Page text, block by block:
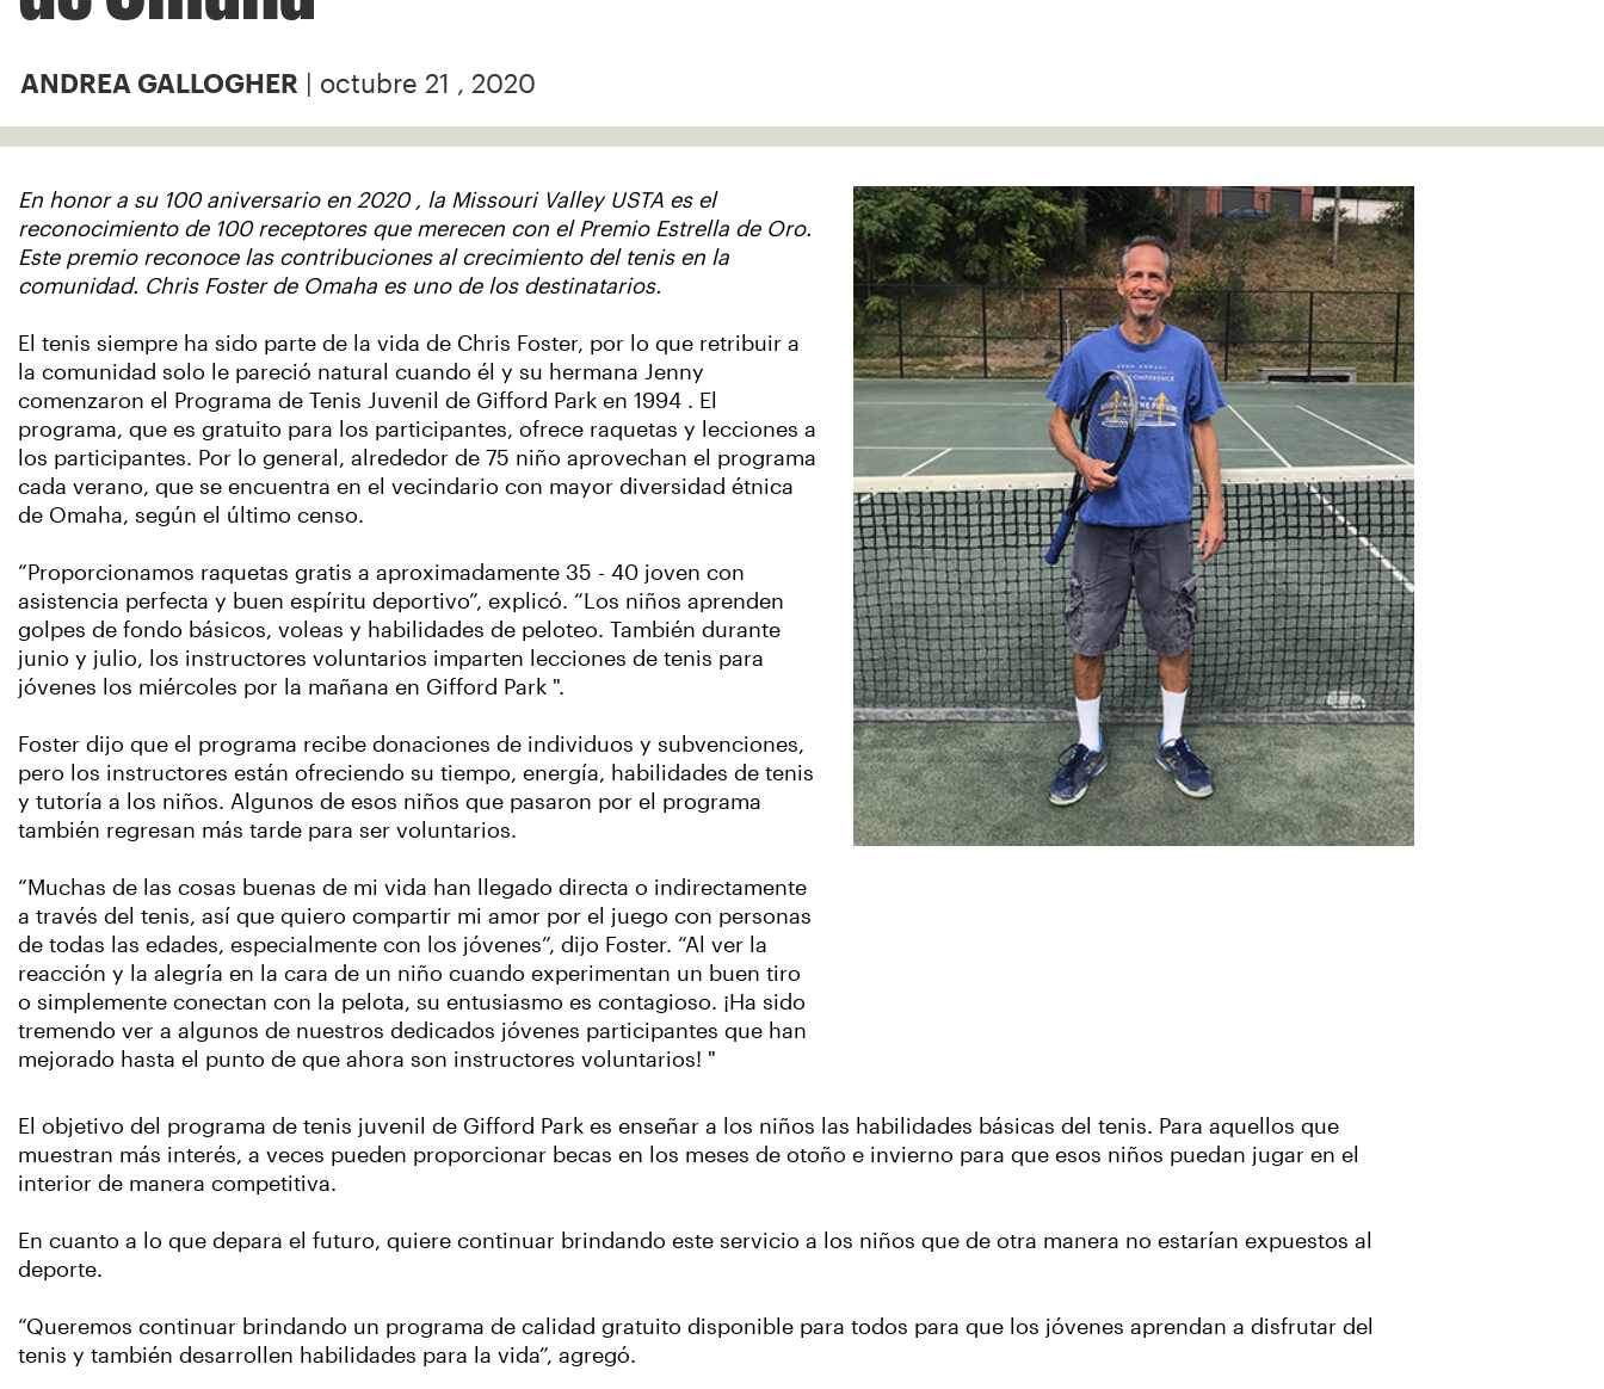
ANDREA GALLOGHER | octubre 21 , 2020
En honor a su 100 aniversario en 2020 , la Missouri Valley USTA es el
reconocimiento de 100 receptores que merecen con el Premio Estrella de Oro.
Este premio reconoce las contribuciones al crecimiento del tenis en la
comunidad. Chris Foster de Omaha es uno de los destinatarios.
El tenis siempre ha sido parte de la vida de Chris Foster, por lo que retribuir a
la comunidad solo le pareció natural cuando él y su hermana Jenny
comenzaron el Programa de Tenis Juvenil de Gifford Park en 1994 . El
programa, que es gratuito para los participantes, ofrece raquetas y lecciones a
los participantes. Por lo general, alrededor de 75 niño aprovechan el programa
cada verano, que se encuentra en el vecindario con mayor diversidad étnica
de Omaha, según el último censo.
“Proporcionamos raquetas gratis a aproximadamente 35 - 40 joven con
asistencia perfecta y buen espíritu deportivo”, explicó. “Los niños aprenden
golpes de fondo básicos, voleas y habilidades de peloteo. También durante
junio y julio, los instructores voluntarios imparten lecciones de tenis para
jóvenes los miércoles por la mañana en Gifford Park ".
Foster dijo que el programa recibe donaciones de individuos y subvenciones,
pero los instructores están ofreciendo su tiempo, energía, habilidades de tenis
y tutoría a los niños. Algunos de esos niños que pasaron por el programa
también regresan más tarde para ser voluntarios.
“Muchas de las cosas buenas de mi vida han llegado directa o indirectamente
a través del tenis, así que quiero compartir mi amor por el juego con personas
de todas las edades, especialmente con los jóvenes”, dijo Foster. “Al ver la
reacción y la alegría en la cara de un niño cuando experimentan un buen tiro
o simplemente conectan con la pelota, su entusiasmo es contagioso. ¡Ha sido
tremendo ver a algunos de nuestros dedicados jóvenes participantes que han
mejorado hasta el punto de que ahora son instructores voluntarios! "
El objetivo del programa de tenis juvenil de Gifford Park es enseñar a los niños las habilidades básicas del tenis. Para aquellos que
muestran más interés, a veces pueden proporcionar becas en los meses de otoño e invierno para que esos niños puedan jugar en el
interior de manera competitiva.
En cuanto a lo que depara el futuro, quiere continuar brindando este servicio a los niños que de otra manera no estarían expuestos al
deporte.
“Queremos continuar brindando un programa de calidad gratuito disponible para todos para que los jóvenes aprendan a disfrutar del
tenis y también desarrollen habilidades para la vida”, agregó.